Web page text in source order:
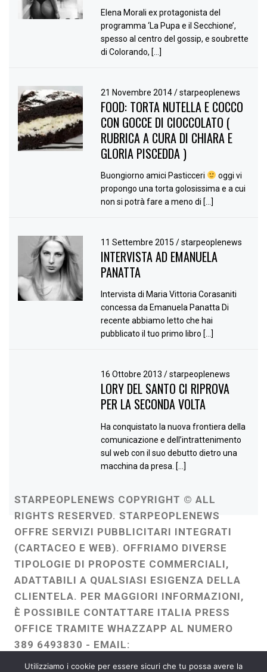
Elena Morali ex protagonista del
programma ‘La Pupa e il Secchione’,
spesso al centro del gossip, e soubrette
di Colorando, […]
21 Novembre 2014/ starpeoplenews
FOOD: TORTA NUTELLA E COCCO
CON GOCCE DI CIOCCOLATO (
RUBRICA A CURA DI CHIARA E
GLORIA PISCEDDA )
Buongiorno amici Pasticceri
oggi vi
propongo una torta golosissima e a cui
non si potrà fare a meno di […]
11 Settembre 2015/ starpeoplenews
INTERVISTA AD EMANUELA
PANATTA
Intervista di Maria Vittoria Corasaniti
concessa da Emanuela Panatta Di
recente abbiamo letto che hai
pubblicato il tuo primo libro […]
16 Ottobre 2013/ starpeoplenews
LORY DEL SANTO CI RIPROVA
PER LA SECONDA VOLTA
Ha conquistato la nuova frontiera della
comunicazione e dell’intrattenimento
sul web con il suo debutto dietro una
macchina da presa. […]
STARPEOPLENEWS COPYRIGHT © ALL
RIGHTS RESERVED. STARPEOPLENEWS
OFFRE SERVIZI PUBBLICITARI INTEGRATI
(CARTACEO E WEB). OFFRIAMO DIVERSE
TIPOLOGIE DI PROPOSTE COMMERCIALI,
ADATTABILI A QUALSIASI ESIGENZA DELLA
CLIENTELA. PER MAGGIORI INFORMAZIONI,
È POSSIBILE CONTATTARE ITALIA PRESS
OFFICE TRAMITE WHAZZAPP AL NUMERO
389 6493830 - EMAIL:
ITALIAPRESSOFFICE@GMAIL.COM
Utilizziamo i cookie per essere sicuri che tu possa avere la